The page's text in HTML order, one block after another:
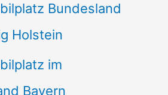
Bundesland
Holstein
im
Bayern